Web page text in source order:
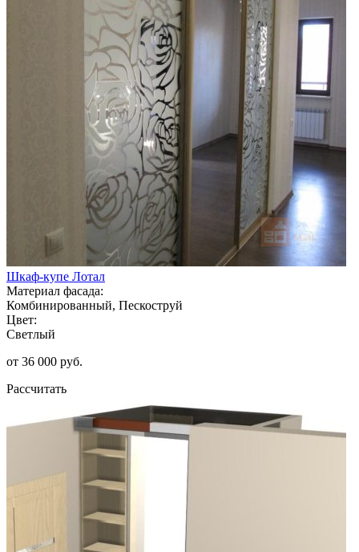
Шкаф-купе Лотал
Материал фасада:
Комбинированный, Пескоструй
Цвет:
Светлый
от 36 000 руб.
Рассчитать